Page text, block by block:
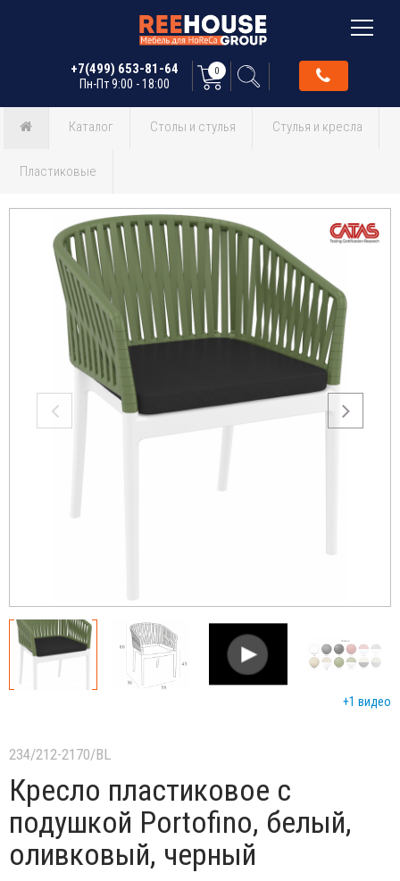
+7(499) 653-81-64
Пн-Пт 9:00 - 18:00
0
Каталог Столы и стулья Стулья и кресла
Пластиковые
+1 видео
234/212-2170/BL
Кресло пластиковое с
подушкой Portofino, белый,
оливковый, черный